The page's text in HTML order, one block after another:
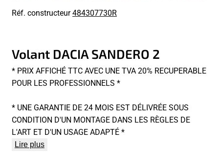
Réf. constructeur484307730R
Volant DACIA SANDERO 2
* PRIX AFFICHÉ TTC AVEC UNE TVA 20% RECUPERABLE
POUR LES PROFESSIONNELS *
* UNE GARANTIE DE 24 MOIS EST DÉLIVRÉE SOUS
CONDITION D'UN MONTAGE DANS LES RÈGLES DE
L'ART ET D'UN USAGE ADAPTÉ *
Lire plus